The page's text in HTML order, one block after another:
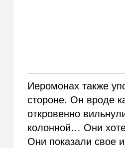
Иеромонах также
стороне. Он вроде
откровенно
колонной… Они
Они показали свое